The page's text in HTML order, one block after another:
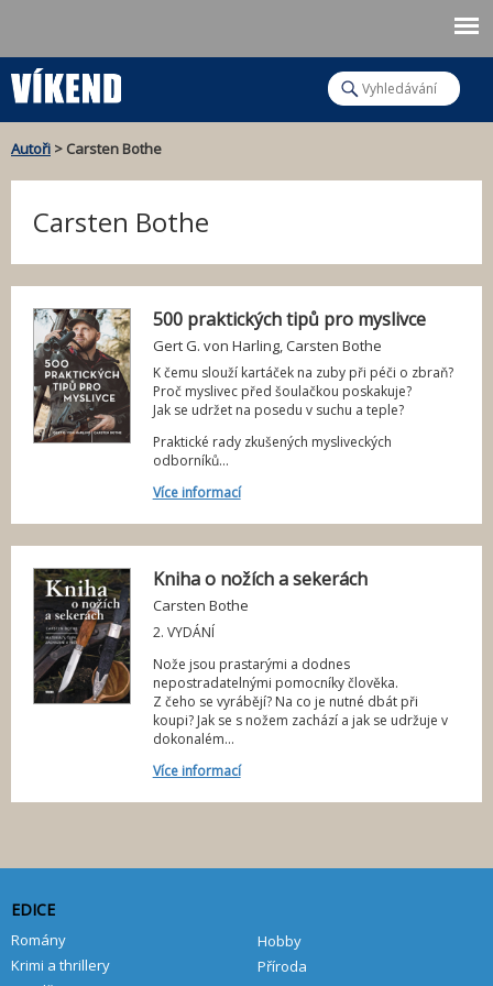
V
e
d
á
v
H
l
e
J
t
Autoři > Carsten Bothe
Carsten Bothe
500 praktických tipů pro myslivce
Gert G. von Harling,Carsten Bothe
K čemu slouží kartáček na zuby při péči o zbraň?
Proč myslivec před šoulačkou poskakuje?
Jak se udržet na posedu v suchu a teple?
Praktické rady zkušených mysliveckých
odborníků...
Více informací
Kniha o nožích a sekerách
Carsten Bothe
2. VYDÁNÍ
Nože jsou prastarými a dodnes
nepostradatelnými pomocníky člověka.
Z čeho se vyrábějí? Na co je nutné dbát při
koupi? Jak se s nožem zachází a jak se udržuje v
dokonalém...
Více informací
EDICE
Romány
Krimi a thrillery
Hobby
Příroda